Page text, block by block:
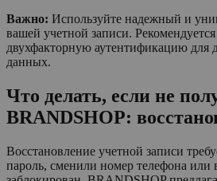
Важно: Используйте надежный и
вашей учетной записи.
двухфакторную аутентификацию для
данных.
Что делать, если не
BRANDSHOP:
Восстановление учетной записи
пароль, сменили номер телефона или